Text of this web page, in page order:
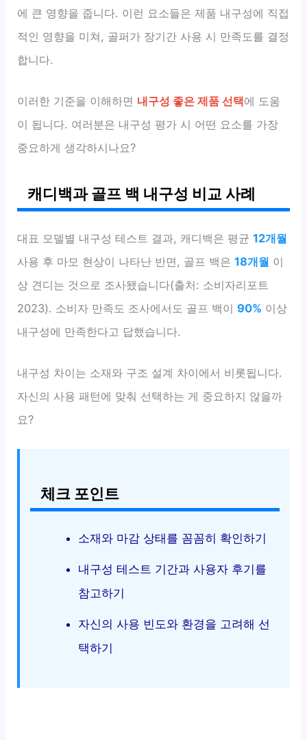
에 큰 영향을 줍니다. 이런 요소들은 제품 내구성에 직접
적인 영향을 미쳐, 골퍼가 장기간 사용 시 만족도를 결정
합니다.
이러한 기준을 이해하면 내구성 좋은 제품 선택에 도움
이 됩니다. 여러분은 내구성 평가 시 어떤 요소를 가장
중요하게 생각하시나요?
캐디백과 골프 백 내구성 비교 사례
대표 모델별 내구성 테스트 결과, 캐디백은 평균12개월
사용 후 마모 현상이 나타난 반면, 골프 백은18개월 이
상 견디는 것으로 조사됐습니다(출처: 소비자리포트
2023). 소비자 만족도 조사에서도 골프 백이 90% 이상
내구성에 만족한다고 답했습니다.
내구성 차이는 소재와 구조 설계 차이에서 비롯됩니다.
자신의 사용 패턴에 맞춰 선택하는 게 중요하지 않을까
요?
체크 포인트
소재와 마감 상태를 꼼꼼히 확인하기
내구성 테스트 기간과 사용자 후기를
참고하기
자신의 사용 빈도와 환경을 고려해 선
택하기